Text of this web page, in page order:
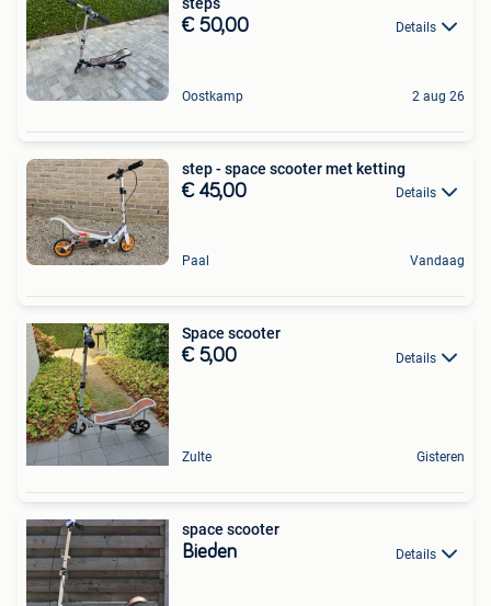
€ 50,00 Details
Oostkamp 2 aug 26
step - space scooter met ketting
€ 45,00 Details
Paal Vandaag
Space scooter
€ 5,00 Details
Zulte Gisteren
space scooter
Bieden Details